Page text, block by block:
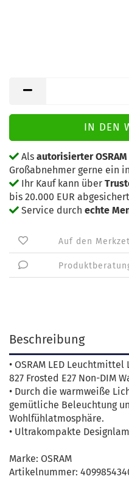
Als autorisierter
Großabnehmer gerne ein
Ihr Kauf kann über
bis 20.000 EUR
Service durch echte
Auf den
Beschreibung
• OSRAM LED Leuchtmittel
827 Frosted E27 Non-DIM
• Durch die warmweiße
gemütliche Beleuchtung
Wohlfühlatmosphäre.
• Ultrakompakte
Marke: OSRAM
Artikelnummer: